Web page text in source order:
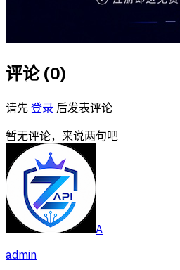
评论 (0)
请先 登录 后发表评论
暂无评论，来说两句吧
A
admin